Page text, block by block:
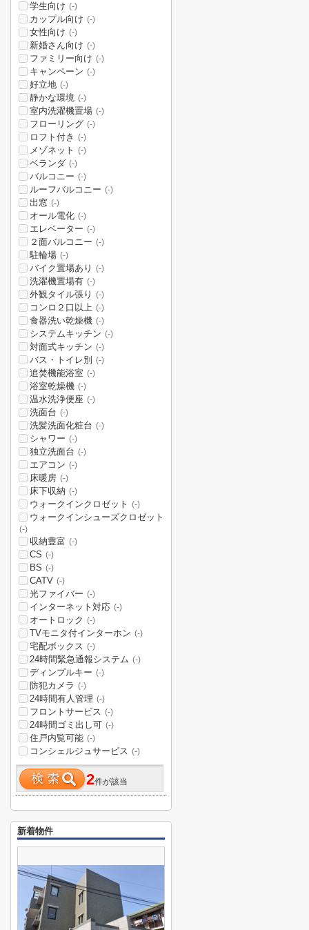
学生向け (-)
カップル向け (-)
女性向け (-)
新婚さん向け (-)
ファミリー向け (-)
キャンペーン (-)
好立地 (-)
静かな環境 (-)
室内洗濯機置場 (-)
フローリング (-)
ロフト付き (-)
メゾネット (-)
ベランダ (-)
バルコニー (-)
ルーフバルコニー (-)
出窓 (-)
オール電化 (-)
エレベーター (-)
２面バルコニー (-)
駐輪場 (-)
バイク置場あり (-)
洗濯機置場有 (-)
外観タイル張り (-)
コンロ２口以上 (-)
食器洗い乾燥機 (-)
システムキッチン (-)
対面式キッチン (-)
バス・トイレ別 (-)
追焚機能浴室 (-)
浴室乾燥機 (-)
温水洗浄便座 (-)
洗面台 (-)
洗髪洗面化粧台 (-)
シャワー (-)
独立洗面台 (-)
エアコン (-)
床暖房 (-)
床下収納 (-)
ウォークインクロゼット (-)
ウォークインシューズクロゼット
(-)
収納豊富 (-)
CS (-)
BS (-)
CATV (-)
光ファイバー (-)
インターネット対応 (-)
オートロック (-)
TVモニタ付インターホン (-)
宅配ボックス (-)
24時間緊急通報システム (-)
ディンプルキー (-)
防犯カメラ (-)
24時間有人管理 (-)
フロントサービス (-)
24時間ゴミ出し可 (-)
住戸内覧可能 (-)
コンシェルジュサービス (-)
2件が該当
新着物件